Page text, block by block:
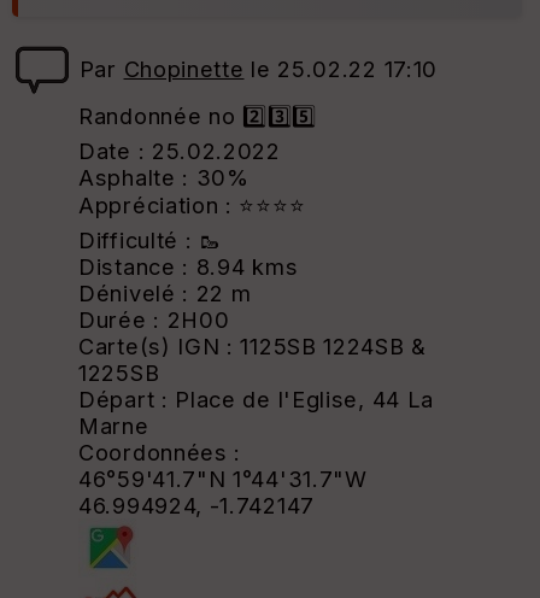
Par Chopinette le 25.02.22 17:10
Randonnée no 2️⃣3️⃣5️⃣
Date : 25.02.2022
Asphalte : 30%
Appréciation : ⭐⭐⭐⭐
Difficulté : 🥾
Distance : 8.94 kms
Dénivelé : 22 m
Durée : 2H00
Carte(s) IGN : 1125SB 1224SB &
1225SB
Départ : Place de l'Eglise, 44 La
Marne
Coordonnées :
46°59'41.7"N 1°44'31.7"W
46.994924, -1.742147